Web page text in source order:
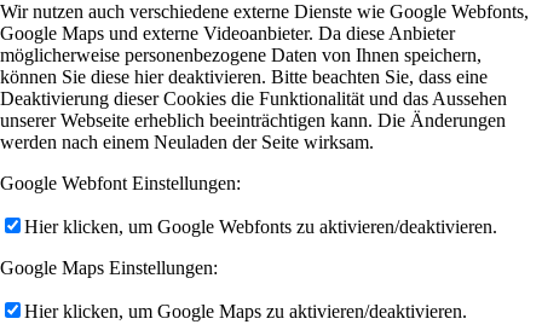
Wir nutzen auch verschiedene externe Dienste wie Google Webfonts,
Google Maps und externe Videoanbieter. Da diese Anbieter
möglicherweise personenbezogene Daten von Ihnen speichern,
können Sie diese hier deaktivieren. Bitte beachten Sie, dass eine
Deaktivierung dieser Cookies die Funktionalität und das Aussehen
unserer Webseite erheblich beeinträchtigen kann. Die Änderungen
werden nach einem Neuladen der Seite wirksam.
Google Webfont Einstellungen:
Hier klicken, um Google Webfonts zu aktivieren/deaktivieren.
Google Maps Einstellungen:
Hier klicken, um Google Maps zu aktivieren/deaktivieren.